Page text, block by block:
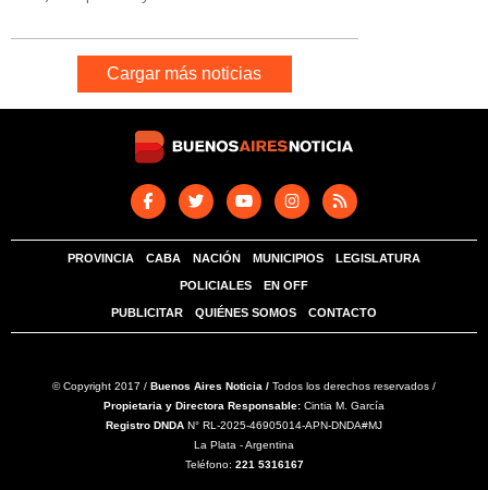
Cargar más noticias
PROVINCIA CABA NACIÓN MUNICIPIOS LEGISLATURA
POLICIALES EN OFF
PUBLICITAR QUIÉNES SOMOS CONTACTO
© Copyright 2017 / Buenos Aires Noticia / Todos los derechos reservados /
Propietaria y Directora Responsable: Cintia M. García
Registro DNDA N° RL-2025-46905014-APN-DNDA#MJ
La Plata - Argentina
Teléfono: 221 5316167